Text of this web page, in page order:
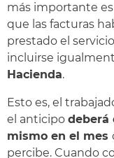
más importante
que las facturas
prestado el
incluirse
Hacienda.
Esto es, el
el anticipo deberá
mismo en el mes
percibe. Cuando